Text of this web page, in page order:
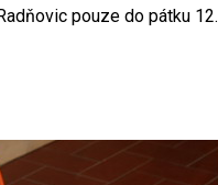
pouze do pátku 12.